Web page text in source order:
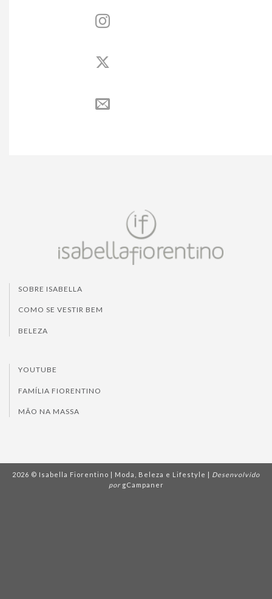
SOBRE ISABELLA
COMO SE VESTIR BEM
BELEZA
YOUTUBE
FAMÍLIA FIORENTINO
MÃO NA MASSA
2026 © Isabella Fiorentino | Moda, Beleza e Lifestyle | Desenvolvido
por gCampaner